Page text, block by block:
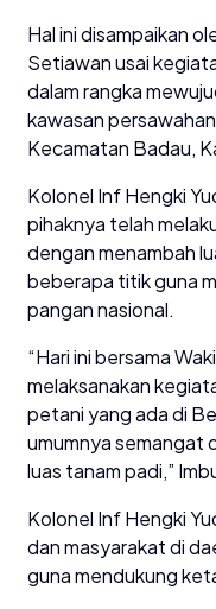
Hal ini disampaikan
Setiawan usai
dalam rangka
kawasan
Kecamatan Badau,
Kolonel Inf Hengki
pihaknya telah
dengan menambah
beberapa titik guna
pangan nasional.
“Hari ini bersama
melaksanakan
petani yang ada di
umumnya semangat
luas tanam padi,”
Kolonel Inf Hengki
dan masyarakat di
guna mendukung